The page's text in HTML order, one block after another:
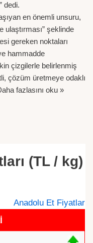
dedi.
en önemli unsuru,
ulaştırması” şeklinde
gereken noktaları
hammadde
çizgilerle belirlenmiş
çözüm üretmeye odaklı
fazlasını oku »
(TL / kg)
Anadolu Et Fiyatlar